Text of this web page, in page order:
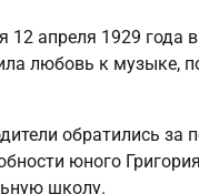
апреля 1929 года
любовь к музыке,
обратились
юного
школу.